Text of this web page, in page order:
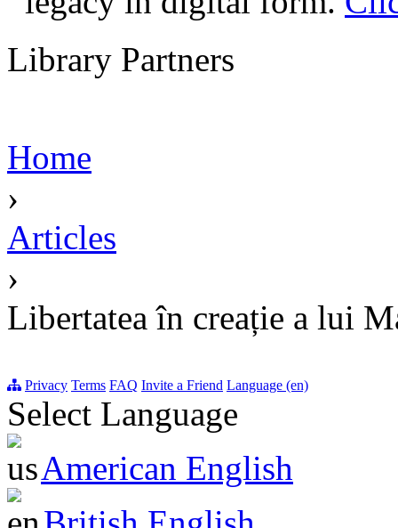
Library Partners
Home
›
Articles
›
Libertatea în creație a lui
Privacy Terms FAQ Invite a Friend Language (en)
Select Language
American English